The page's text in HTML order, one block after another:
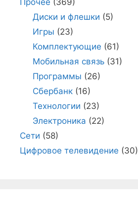
Диски и флешки (5)
Игры (23)
Комплектующие (61)
Мобильная связь(31)
Программы (26)
Сбербанк(16)
Технологии (23)
Электроника (22)
Сети (58)
Цифровое телевидение (30)